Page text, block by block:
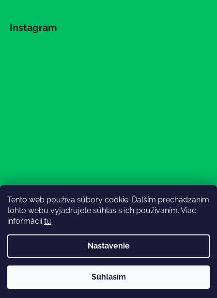
Tento web používa súbory cookie. Ďalším prechádzaním
tohto webu vyjadrujete súhlas s ich používaním. Viac
informáciítu.
Nastavenie
Súhlasím
nedostupná (na email reagujeme nonstop), expedícia ako
obvykle💚Ďakujeme, že ste s nami💚
Instagram
Sledovať na Instagrame